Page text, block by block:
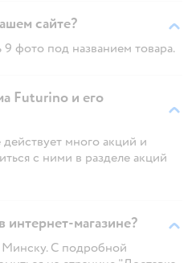
сайте?
фото под названием товара.
Futurino и его
много акций и
с ними в разделе акций
интернет-магазине?
С подробной